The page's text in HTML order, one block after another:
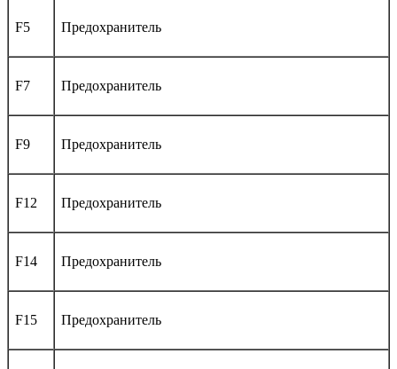
F5 Предохранитель
F7 Предохранитель
F9 Предохранитель
F12 Предохранитель
F14 Предохранитель
F15 Предохранитель